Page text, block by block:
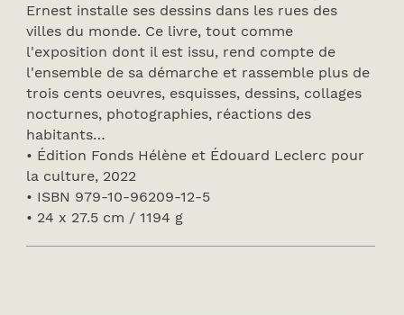
Ernest installe ses dessins dans les rues des
villes du monde. Ce livre, tout comme
l'exposition dont il est issu, rend compte de
l'ensemble de sa démarche et rassemble plus de
trois cents oeuvres, esquisses, dessins, collages
nocturnes, photographies, réactions des
habitants…
• Édition Fonds Hélène et Édouard Leclerc pour
la culture, 2022
• ISBN 979-10-96209-12-5
• 24 x 27.5 cm / 1194 g